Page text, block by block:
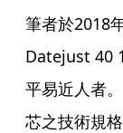
筆者於2018
Datejust 40
平易近人者
芯之技術規